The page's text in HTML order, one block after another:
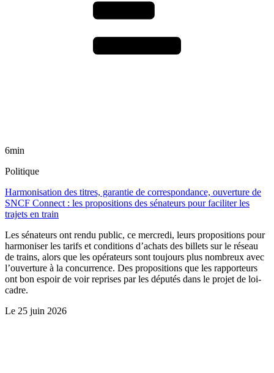
6min
Politique
Harmonisation des titres, garantie de correspondance, ouverture de
SNCF Connect : les propositions des sénateurs pour faciliter les
trajets en train
Les sénateurs ont rendu public, ce mercredi, leurs propositions pour
harmoniser les tarifs et conditions d’achats des billets sur le réseau
de trains, alors que les opérateurs sont toujours plus nombreux avec
l’ouverture à la concurrence. Des propositions que les rapporteurs
ont bon espoir de voir reprises par les députés dans le projet de loi-
cadre.
Le 25 juin 2026